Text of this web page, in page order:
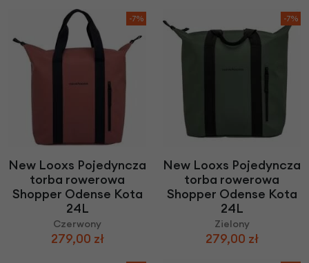
-7%
New Looxs Pojedyncza
torba rowerowa
Shopper Odense Kota
24L
Czerwony
279,00 zł
-7%
New Looxs Pojedyncza
torba rowerowa
Shopper Odense Kota
24L
Zielony
279,00 zł